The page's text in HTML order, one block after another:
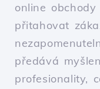
online
přitahovat
předává
profesionality,